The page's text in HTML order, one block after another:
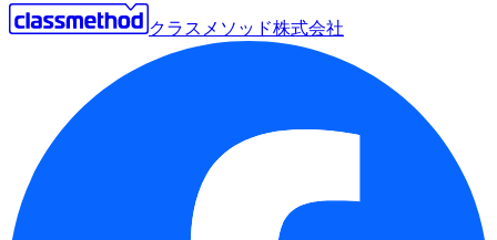
クラスメソッド株式会社